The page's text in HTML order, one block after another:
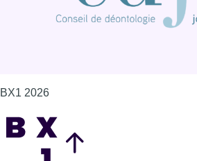
BX1 2026